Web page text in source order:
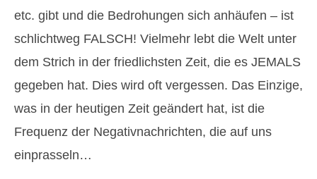
etc. gibt und die Bedrohungen sich anhäufen – ist
schlichtweg FALSCH! Vielmehr lebt die Welt unter
dem Strich in der friedlichsten Zeit, die es JEMALS
gegeben hat. Dies wird oft vergessen. Das Einzige,
was in der heutigen Zeit geändert hat, ist die
Frequenz der Negativnachrichten, die auf uns
einprasseln…